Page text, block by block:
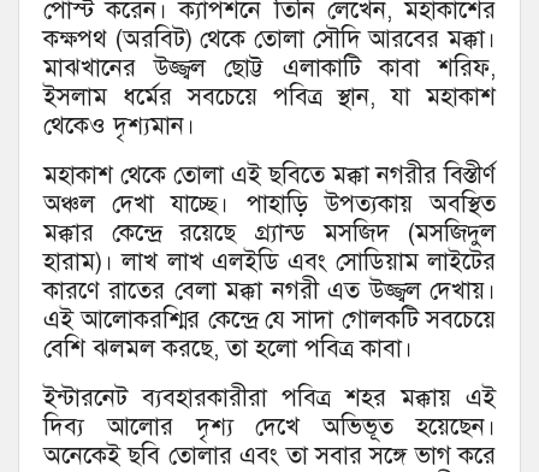
পোস্ট করেন। ক্যাপশনে তিনি লেখেন, মহাকাশের
কক্ষপথ (অরবিট) থেকে তোলা সৌদি আরবের মক্কা।
মাঝখানের উজ্জ্বল ছোট্ট এলাকাটি কাবা শরিফ,
ইসলাম ধর্মের সবচেয়ে পবিত্র স্থান, যা মহাকাশ
থেকেও দৃশ্যমান।
মহাকাশ থেকে তোলা এই ছবিতে মক্কা নগরীর বিস্তীর্ণ
অঞ্চল দেখা যাচ্ছে। পাহাড়ি উপত্যকায় অবস্থিত
মক্কার কেন্দ্রে রয়েছে গ্র্যান্ড মসজিদ (মসজিদুল
হারাম)। লাখ লাখ এলইডি এবং সোডিয়াম লাইটের
কারণে রাতের বেলা মক্কা নগরী এত উজ্জ্বল দেখায়।
এই আলোকরশ্মির কেন্দ্রে যে সাদা গোলকটি সবচেয়ে
বেশি ঝলমল করছে, তা হলো পবিত্র কাবা।
ইন্টারনেট ব্যবহারকারীরা পবিত্র শহর মক্কায় এই
দিব্য আলোর দৃশ্য দেখে অভিভূত হয়েছেন।
অনেকেই ছবি তোলার এবং তা সবার সঙ্গে ভাগ করে